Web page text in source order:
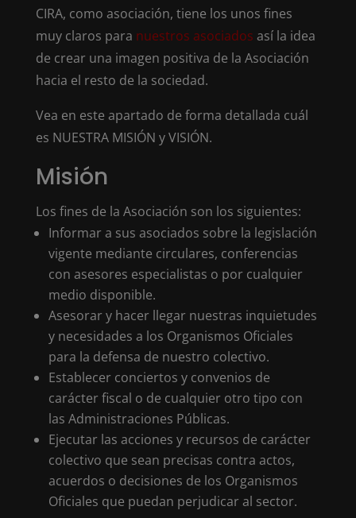
CIRA, como asociación, tiene los unos fines
muy claros para nuestros asociados así la idea
de crear una imagen positiva de la Asociación
hacia el resto de la sociedad.
Vea en este apartado de forma detallada cuál
es NUESTRA MISIÓN y VISIÓN.
Misión
Los fines de la Asociación son los siguientes:
Informar a sus asociados sobre la legislación
vigente mediante circulares, conferencias
con asesores especialistas o por cualquier
medio disponible.
Asesorar y hacer llegar nuestras inquietudes
y necesidades a los Organismos Oficiales
para la defensa de nuestro colectivo.
Establecer conciertos y convenios de
carácter fiscal o de cualquier otro tipo con
las Administraciones Públicas.
Ejecutar las acciones y recursos de carácter
colectivo que sean precisas contra actos,
acuerdos o decisiones de los Organismos
Oficiales que puedan perjudicar al sector.